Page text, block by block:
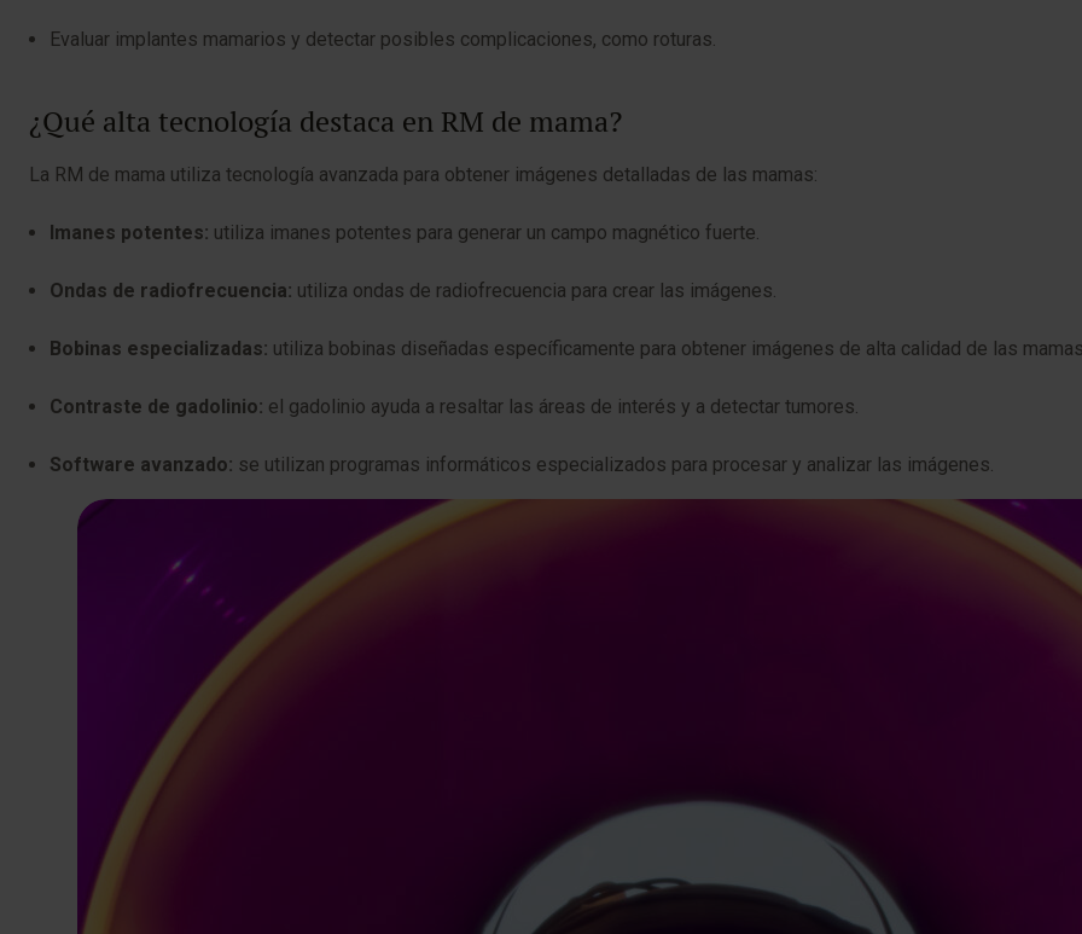
Evaluar implantes mamarios y detectar posibles complicaciones, como roturas.
¿Qué alta tecnología destaca en RM de mama?
La RM de mama utiliza tecnología avanzada para obtener imágenes detalladas de las mamas:
Imanes potentes: utiliza imanes potentes para generar un campo magnético fuerte.
Ondas de radiofrecuencia: utiliza ondas de radiofrecuencia para crear las imágenes.
Bobinas especializadas: utiliza bobinas diseñadas específicamente para obtener imágenes de alta calidad de las
Contraste de gadolinio: el gadolinio ayuda a resaltar las áreas de interés y a detectar tumores.
Software avanzado: se utilizan programas informáticos especializados para procesar y analizar las imágenes.